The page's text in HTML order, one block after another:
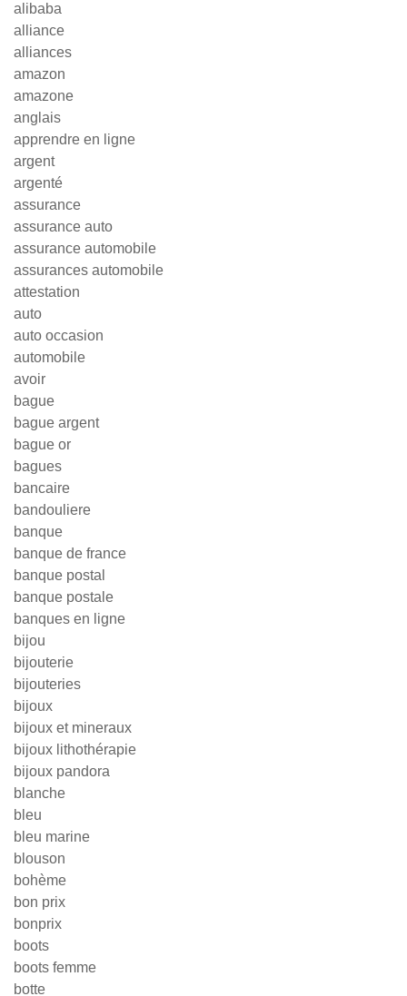
alibaba
alliance
alliances
amazon
amazone
anglais
apprendre en ligne
argent
argenté
assurance
assurance auto
assurance automobile
assurances automobile
attestation
auto
auto occasion
automobile
avoir
bague
bague argent
bague or
bagues
bancaire
bandouliere
banque
banque de france
banque postal
banque postale
banques en ligne
bijou
bijouterie
bijouteries
bijoux
bijoux et mineraux
bijoux lithothérapie
bijoux pandora
blanche
bleu
bleu marine
blouson
bohème
bon prix
bonprix
boots
boots femme
botte